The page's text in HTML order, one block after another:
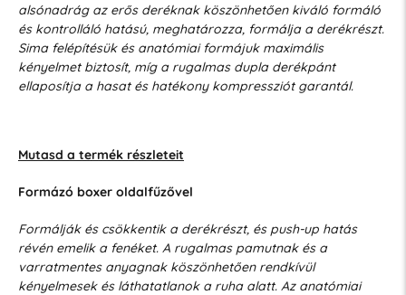
alsónadrág az erős deréknak köszönhetően kiváló formáló
és kontrolláló hatású, meghatározza, formálja a derékrészt.
Sima felépítésük és anatómiai formájuk maximális
kényelmet biztosít, míg a rugalmas dupla derékpánt
ellaposítja a hasat és hatékony kompressziót garantál.
Mutasd a termék részleteit
Formázó boxer oldalfűzővel
Formálják és csökkentik a derékrészt, és push-up hatás
révén emelik a fenéket. A rugalmas pamutnak és a
varratmentes anyagnak köszönhetően rendkívül
kényelmesek és láthatatlanok a ruha alatt. Az anatómiai